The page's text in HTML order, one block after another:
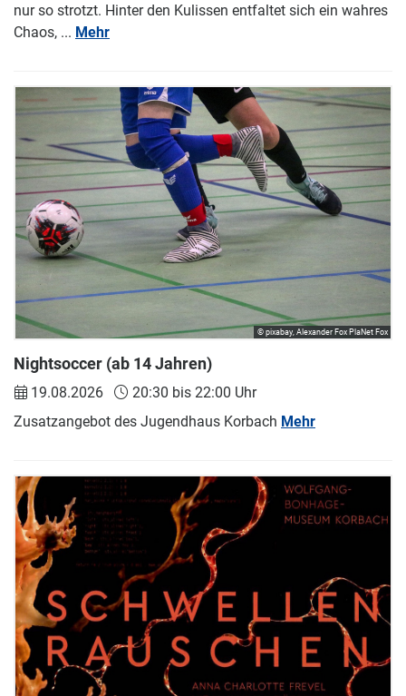
nur so strotzt. Hinter den Kulissen entfaltet sich ein wahres
Chaos, ... Mehr
Nightsoccer (ab 14 Jahren)
19.08.2026
20:30 bis 22:00 Uhr
Zusatzangebot des Jugendhaus Korbach Mehr
© pixabay, Alexander Fox PlaNet Fox